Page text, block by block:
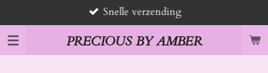
direct
naar
de
PRECIOUS BY AMBER
Snelle verzending